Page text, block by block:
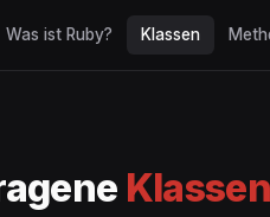
Was ist Ruby? Klassen
Klassen